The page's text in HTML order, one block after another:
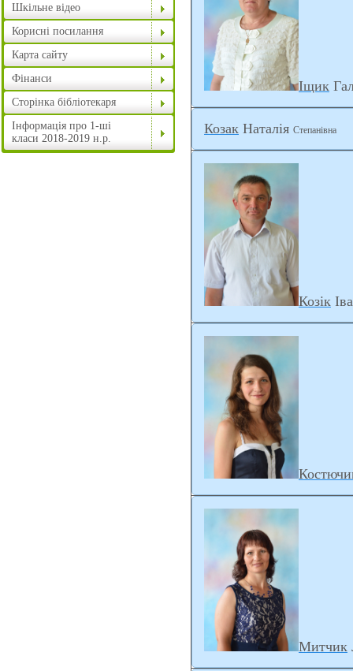
Шкільне відео
Корисні посилання
Карта сайту
Фінанси
Сторінка бібліотекаря
Інформація про 1-ші
класи 2018-2019 н.р.
Іщик
Козак Наталія Степанівна
Козік
Митчик